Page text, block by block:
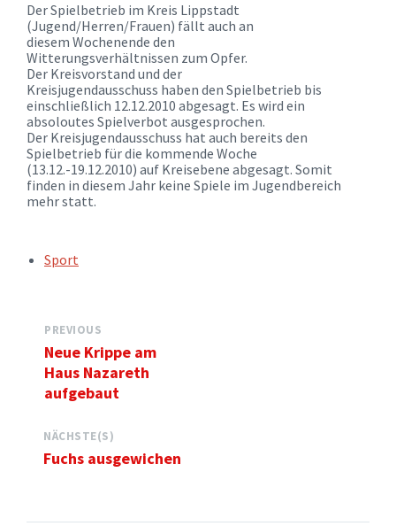
Der Spielbetrieb im Kreis Lippstadt
(Jugend/Herren/Frauen) fällt auch an
diesem Wochenende den
Witterungsverhältnissen zum Opfer.
Der Kreisvorstand und der
Kreisjugendausschuss haben den Spielbetrieb bis
einschließlich 12.12.2010 abgesagt. Es wird ein
absoloutes Spielverbot ausgesprochen.
Der Kreisjugendausschuss hat auch bereits den
Spielbetrieb für die kommende Woche
(13.12.-19.12.2010) auf Kreisebene abgesagt. Somit
finden in diesem Jahr keine Spiele im Jugendbereich
mehr statt.
TAGS:Sport
PREVIOUS
Neue Krippe am
Haus Nazareth
aufgebaut
NÄCHSTE(S)
Fuchs ausgewichen